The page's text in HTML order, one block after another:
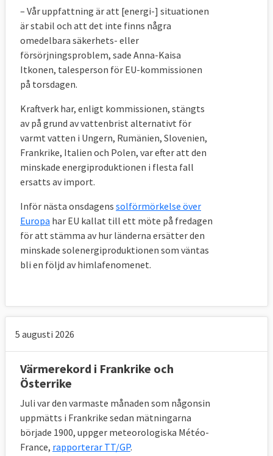
– Vår uppfattning är att [energi-] situationen
är stabil och att det inte finns några
omedelbara säkerhets- eller
försörjningsproblem, sade Anna-Kaisa
Itkonen, talesperson för EU-kommissionen
på torsdagen.
Kraftverk har, enligt kommissionen, stängts
av på grund av vattenbrist alternativt för
varmt vatten i Ungern, Rumänien, Slovenien,
Frankrike, Italien och Polen, var efter att den
minskade energiproduktionen i flesta fall
ersatts av import.
Inför nästa onsdagens solförmörkelse över
Europa har EU kallat till ett möte på fredagen
för att stämma av hur länderna ersätter den
minskade solenergiproduktionen som väntas
bli en följd av himlafenomenet.
5 augusti 2026
Värmerekord i Frankrike och
Österrike
Juli var den varmaste månaden som någonsin
uppmätts i Frankrike sedan mätningarna
började 1900, uppger meteorologiska Météo-
France, rapporterar TT/GP.